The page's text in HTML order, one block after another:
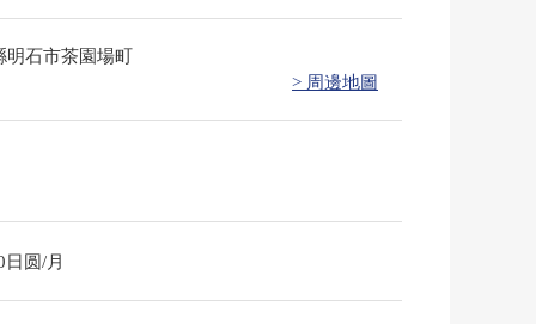
明石市茶園場町
> 周邊地圖
日圆/月